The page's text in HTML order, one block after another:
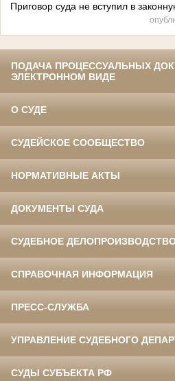
Приговор суда не вступил в
ПОДАЧА ПРОЦЕССУАЛЬНЫХ
ЭЛЕКТРОННОМ ВИДЕ
О СУДЕ
СУДЕЙСКОЕ СООБЩЕСТВО
НОРМАТИВНЫЕ АКТЫ
ДОКУМЕНТЫ СУДА
СУДЕБНОЕ
СПРАВОЧНАЯ ИНФОРМАЦИЯ
ПРЕСС-СЛУЖБА
УПРАВЛЕНИЕ СУДЕБНОГО
СУДЫ СУБЪЕКТА РФ